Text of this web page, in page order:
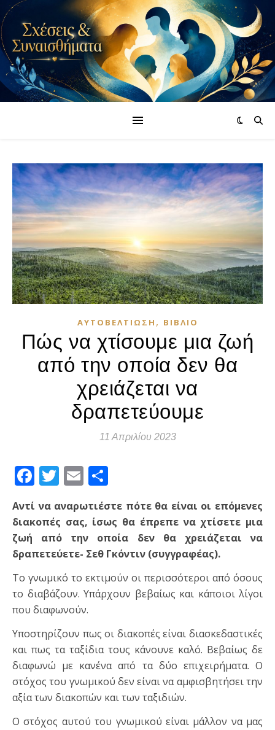
ΑΥΤΟΒΕΛΤΊΩΣΗ , ΒΙΒΛΊΟ
Πώς να χτίσουμε μια ζωή
από την οποία δεν θα
χρειάζεται να
δραπετεύουμε
11 Απριλίου 2023
Facebook
Twitter
Email
Αντί να αναρωτιέστε πότε θα είναι οι επόμενες
διακοπές σας, ίσως θα έπρεπε να χτίσετε μια
ζωή από την οποία δεν θα χρειάζεται να
δραπετεύετε- Σεθ Γκόντιν (συγγραφέας).
Το γνωμικό το εκτιμούν οι περισσότεροι από όσους
το διαβάζουν. Υπάρχουν βεβαίως και κάποιοι λίγοι
που διαφωνούν.
Υποστηρίζουν πως οι διακοπές είναι διασκεδαστικές
και πως τα ταξίδια τους κάνουνε καλό. Βεβαίως δε
διαφωνώ με κανένα από τα δύο επιχειρήματα. Ο
στόχος του γνωμικού δεν είναι να αμφισβητήσει την
αξία των διακοπών και των ταξιδιών.
Ο στόχος αυτού του γνωμικού είναι μάλλον να μας